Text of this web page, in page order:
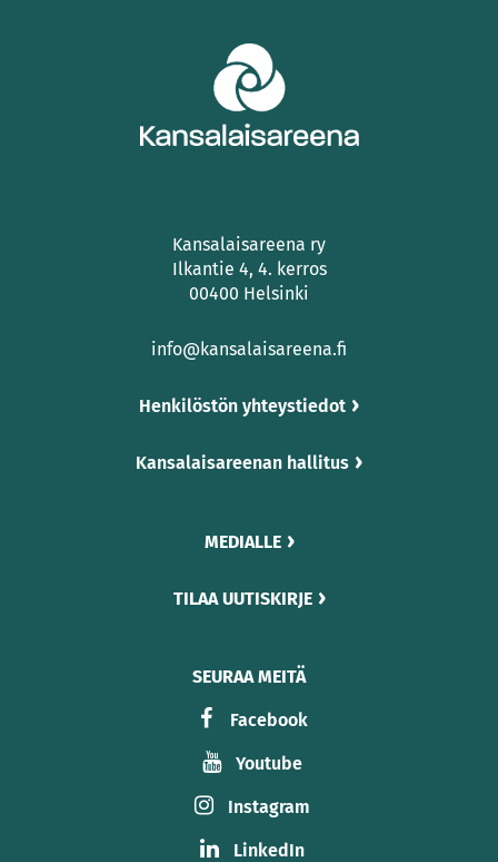
Kansalaisareena ry
Ilkantie 4, 4. kerros
00400 Helsinki
info@kansalaisareena.fi
Henkilöstön yhteystiedot
Kansalaisareenan hallitus
MEDIALLE
TILAA UUTISKIRJE
SEURAA MEITÄ
Facebook
Youtube
Instagram
LinkedIn